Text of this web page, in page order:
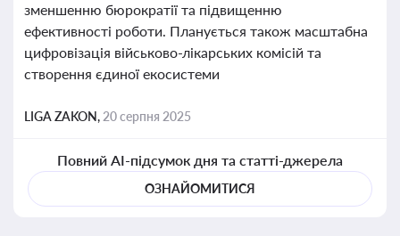
зменшенню бюрократії та підвищенню
ефективності роботи. Планується також масштабна
цифровізація військово-лікарських комісій та
створення єдиної екосистеми
LIGA ZAKON, 20 серпня 2025
Повний AI-підсумок дня та статті-джерела
ОЗНАЙОМИТИСЯ